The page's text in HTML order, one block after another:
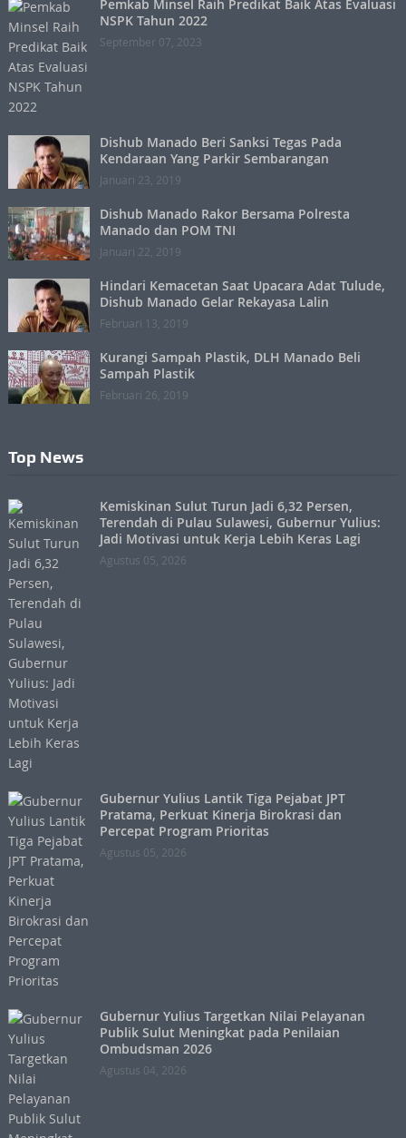
Pemkab Minsel Raih Predikat Baik Atas Evaluasi
NSPK Tahun 2022
September 07, 2023
Dishub Manado Beri Sanksi Tegas Pada
Kendaraan Yang Parkir Sembarangan
Januari 23, 2019
Dishub Manado Rakor Bersama Polresta
Manado dan POM TNI
Januari 22, 2019
Hindari Kemacetan Saat Upacara Adat Tulude,
Dishub Manado Gelar Rekayasa Lalin
Februari 13, 2019
Kurangi Sampah Plastik, DLH Manado Beli
Sampah Plastik
Februari 26, 2019
Top News
Kemiskinan Sulut Turun Jadi 6,32 Persen,
Terendah di Pulau Sulawesi, Gubernur Yulius:
Jadi Motivasi untuk Kerja Lebih Keras Lagi
Agustus 05, 2026
Gubernur Yulius Lantik Tiga Pejabat JPT
Pratama, Perkuat Kinerja Birokrasi dan
Percepat Program Prioritas
Agustus 05, 2026
Gubernur Yulius Targetkan Nilai Pelayanan
Publik Sulut Meningkat pada Penilaian
Ombudsman 2026
Agustus 04, 2026